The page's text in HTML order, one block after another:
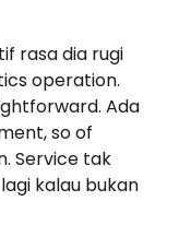
rasa dia rugi
operation.
Ada
so of
Service tak
kalau bukan